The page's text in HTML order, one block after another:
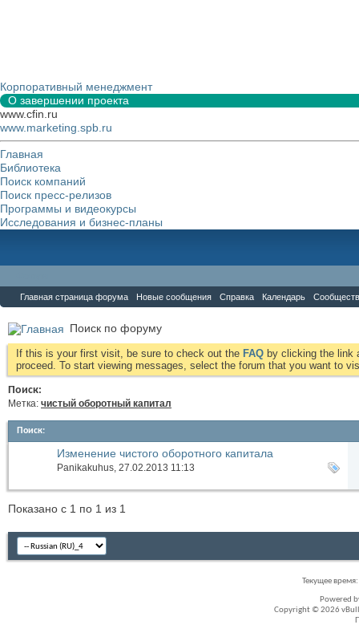
Корпоративный менеджмент
О завершении проекта
www.cfin.ru
www.marketing.spb.ru
Главная
Библиотека
Поиск компаний
Поиск пресс-релизов
Программы и видеокурсы
Исследования и бизнес-планы
Главная страница форума Новые сообщения Справка Календарь
Поиск по форуму
If this is your first visit, be sure to check out the FAQ by clicking the link
proceed. To start viewing messages, select the forum that you want to
Поиск:
Метка: чистый оборотный капитал
Поиск:
Изменение чистого оборотного капитала
Panikakuhus, 27.02.2013 11:13
Показано с 1 по 1 из 1
Текущее время:
Powered
Copyright © 2026